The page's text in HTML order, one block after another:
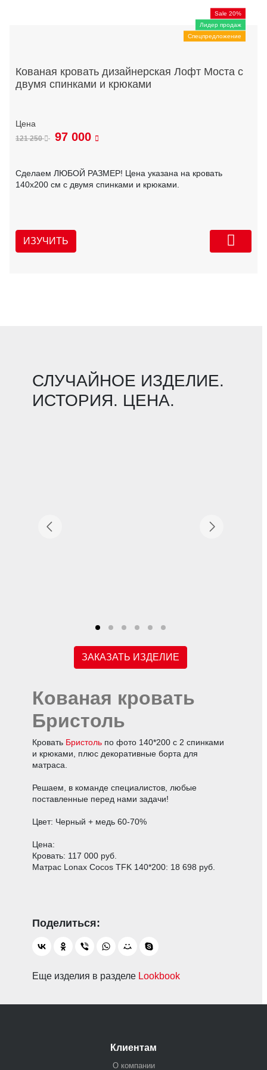
Sale 20%
Лидер продаж
Спецпредложение
Кованая кровать дизайнерская Лофт Моста с
двумя спинками и крюками
121 250 97 000
Сделаем ЛЮБОЙ РАЗМЕР! Цена указана на кровать
140х200 см с двумя спинками и крюками.
ИЗУЧИТЬ
СЛУЧАЙНОЕ ИЗДЕЛИЕ.
ИСТОРИЯ. ЦЕНА.
ЗАКАЗАТЬ ИЗДЕЛИЕ
Кованая кровать
Бристоль
Кровать Бристольпо фото 140*200 с 2 спинками
и крюками, плюс декоративные борта для
матраса.
Решаем, в команде специалистов, любые
поставленные перед нами задачи!
Цвет: Черный + медь 60-70%
Цена:
Кровать: 117 000 руб.
Матрас Lonax Cocos TFK 140*200: 18 698 руб.
Еще изделия в разделе Lookbook
Клиентам
О компании